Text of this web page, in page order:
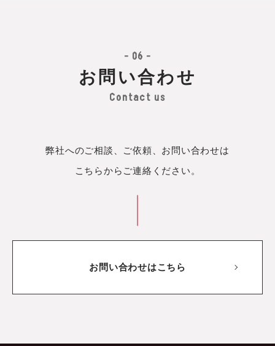
- 06 -
お問い合わせ
Contact us
弊社へのご相談、ご依頼、お問い合わせは
こちらからご連絡ください。
お問い合わせはこちら